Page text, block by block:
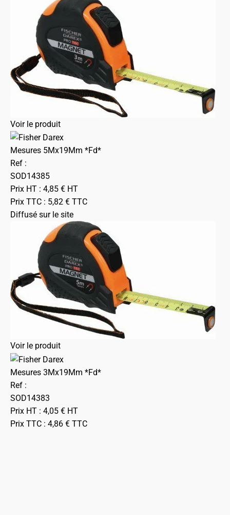
Voir le produit
Mesures 5Mx19Mm *Fd*
Ref :
SOD14385
Prix HT : 4,85 € HT
Prix TTC : 5,82 € TTC
Diffusé sur le site
Voir le produit
Mesures 3Mx19Mm *Fd*
Ref :
SOD14383
Prix HT : 4,05 € HT
Prix TTC : 4,86 € TTC